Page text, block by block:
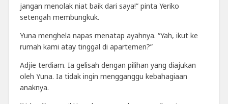
jangan menolak niat baik dari saya!” pinta Yeriko
setengah membungkuk.
Yuna menghela napas menatap ayahnya. “Yah, ikut ke
rumah kami atay tinggal di apartemen?”
Adjie terdiam. Ia gelisah dengan pilihan yang diajukan
oleh Yuna. Ia tidak ingin mengganggu kebahagiaan
anaknya.